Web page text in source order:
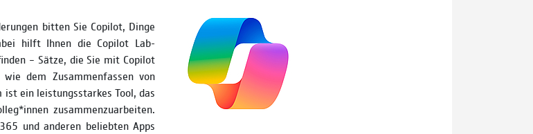
bitten Sie Copilot, Dinge
hilft Ihnen die Copilot Lab-
– Sätze, die Sie mit Copilot
dem Zusammenfassen von
ist ein leistungsstarkes Tool, das
zusammenzuarbeiten.
und anderen beliebten Apps